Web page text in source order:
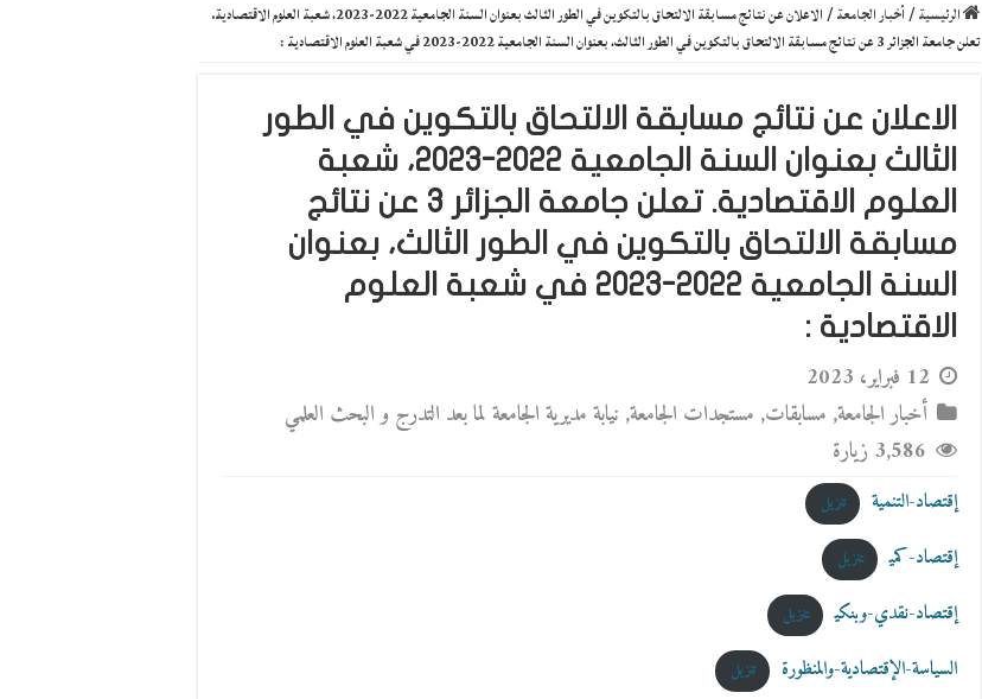
الرئيسية/أخبار الجامعة/
الاعلان عن نتائج مسابقة الالتحاق بالتكوين في الطور الثالث بعنوان السنة الجامعية 2022-2023، شعبة العلوم الاقتصادية.
تعلن جامعة الجزائر 3 عن نتائج مسابقة الالتحاق بالتكوين في الطور الثالث، بعنوان السنة الجامعية 2022-2023 في شعبة العلوم الاقتصادية :
الاعلان عن نتائج مسابقة الالتحاق بالتكوين في الطور
الثالث بعنوان السنة الجامعية 2022-2023، شعبة
العلوم الاقتصادية. تعلن جامعة الجزائر 3 عن نتائج
مسابقة الالتحاق بالتكوين في الطور الثالث، بعنوان
السنة الجامعية 2022-2023 في شعبة العلوم
الاقتصادية :
12 فبراير، 2023
أخبار الجامعة, مسابقات, مستجدات الجامعة, نيابة مديرية الجامعة لما بعد التدرج و البحث العلمي
3,586 زيارة
إقتصاد-التنمية تنزيل
إقتصاد-كمي تنزيل
إقتصاد-نقدي-وبنكي تنزيل
السياسة-الإقتصادية-والمنظورة تنزيل